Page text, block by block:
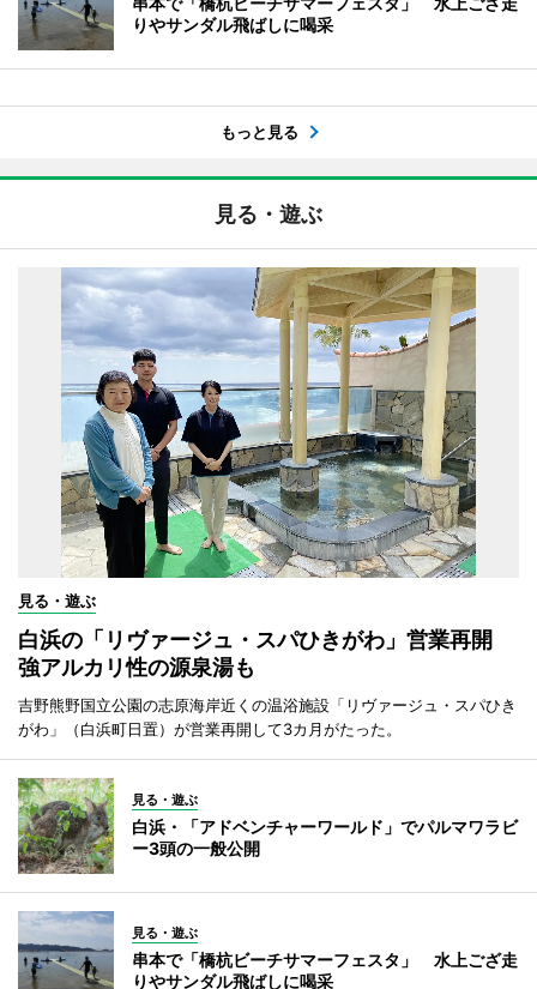
りやサンダル飛ばしに喝采
もっと見る
見る・遊ぶ
見る・遊ぶ
白浜の「リヴァージュ・スパひきがわ」営業再開
強アルカリ性の源泉湯も
吉野熊野国立公園の志原海岸近くの温浴施設「リヴァージュ・スパひき
がわ」（白浜町日置）が営業再開して3カ月がたった。
見る・遊ぶ
白浜・「アドベンチャーワールド」でパルマワラビ
ー3頭の一般公開
見る・遊ぶ
串本で「橋杭ビーチサマーフェスタ」 水上ござ走
りやサンダル飛ばしに喝采